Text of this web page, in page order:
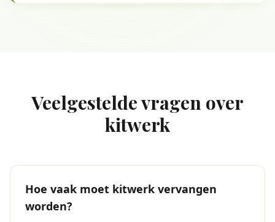
Veelgestelde vragen over
kitwerk
Hoe vaak moet kitwerk vervangen
worden?